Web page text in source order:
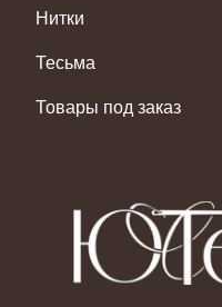
Нитки
Тесьма
Товары под заказ